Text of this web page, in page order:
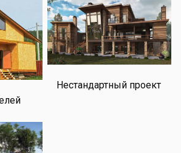
Нестандартный проект